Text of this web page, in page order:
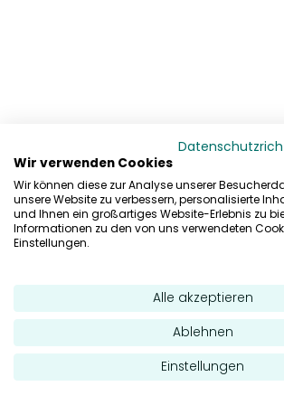
Wir verwenden Cookies
Wir können diese zur Analyse unserer
unsere Website zu verbessern, personalisierte
und Ihnen ein großartiges Website-Erlebnis zu
Informationen zu den von uns verwendeten
Einstellungen.
Alle akzeptieren
Ablehnen
Einstellungen